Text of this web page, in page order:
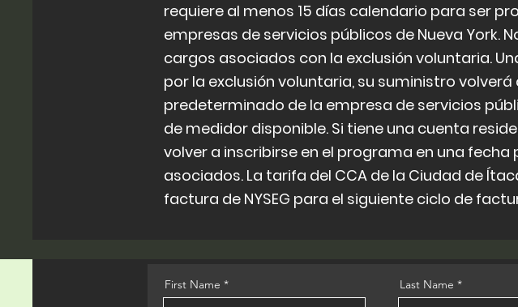
requiere al menos 15 días calendario para ser
empresas de servicios públicos de Nueva York.
cargos asociados con la exclusión voluntaria.
por la exclusión voluntaria, su suministro volverá
predeterminado de la empresa de servicios
de medidor disponible. Si tiene una cuenta
volver a inscribirse en el programa en una
asociados. La tarifa del CCA de la Ciudad de
factura de NYSEG para el siguiente ciclo de
First Name Last Name